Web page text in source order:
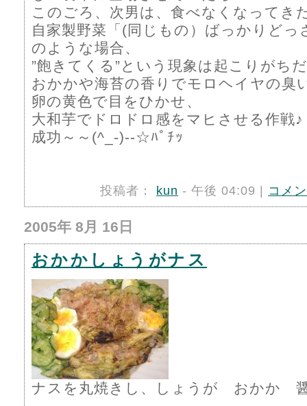
このごろ、次男は、食べなくなってき
自家製野菜「(同じもの）ばっかりどっ
のような場合、
”飽きてくる”という現象は起こりがち
おかかや海苔の香りでモロヘイヤの臭
卵の黄色で目をひかせ、
大和芋でドロドロ感をマヒさせる作戦♪
成功～～(^_-)--☆ﾊﾟﾁｯ
投稿者： kun - 午後 04:09 | コメ
2005年 8月 16日
おかかしょうがナス
ナスを丸焼きし、しょうが おかか